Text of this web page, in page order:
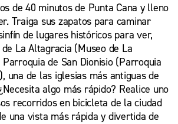
de 40 minutos de Punta Cana y lleno
Traiga sus zapatos para caminar
de lugares históricos para ver,
La Altagracia (Museo de La
de San Dionisio (Parroquia
una de las iglesias más antiguas de
algo más rápido? Realice uno
recorridos en bicicleta de la ciudad
una vista más rápida y divertida de